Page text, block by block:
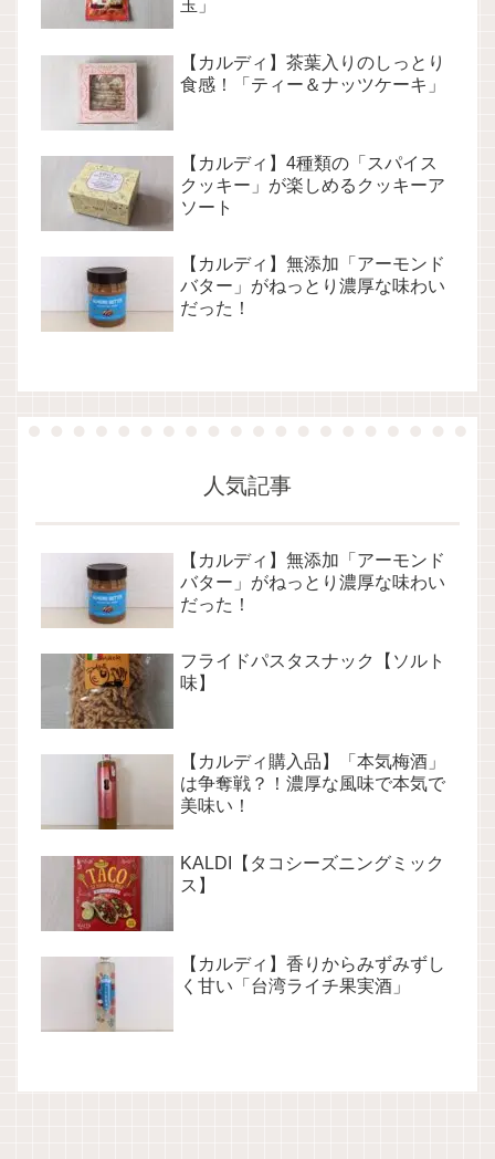
玉」
【カルディ】茶葉入りのしっとり
食感！「ティー＆ナッツケーキ」
【カルディ】4種類の「スパイス
クッキー」が楽しめるクッキーア
ソート
【カルディ】無添加「アーモンド
バター」がねっとり濃厚な味わい
だった！
人気記事
【カルディ】無添加「アーモンド
バター」がねっとり濃厚な味わい
だった！
フライドパスタスナック【ソルト
味】
【カルディ購入品】「本気梅酒」
は争奪戦？！濃厚な風味で本気で
美味い！
KALDI【タコシーズニングミック
ス】
【カルディ】香りからみずみずし
く甘い「台湾ライチ果実酒」